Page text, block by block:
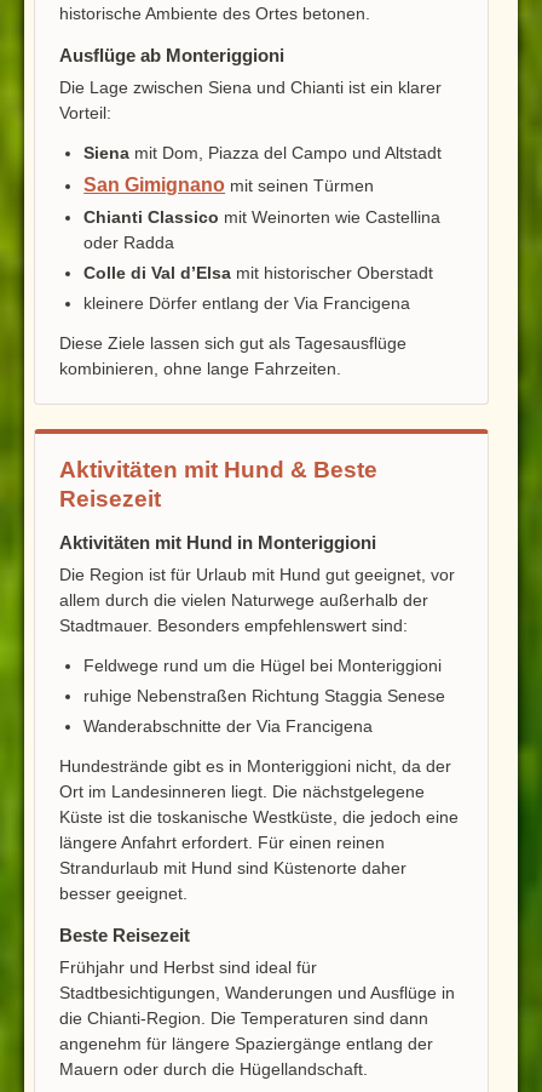
historische Ambiente des Ortes betonen.
Ausflüge ab Monteriggioni
Die Lage zwischen Siena und Chianti ist ein klarer
Vorteil:
Siena mit Dom, Piazza del Campo und Altstadt
San Gimignano mit seinen Türmen
Chianti Classico mit Weinorten wie Castellina
oder Radda
Colle di Val d’Elsa mit historischer Oberstadt
kleinere Dörfer entlang der Via Francigena
Diese Ziele lassen sich gut als Tagesausflüge
kombinieren, ohne lange Fahrzeiten.
Aktivitäten mit Hund & Beste
Reisezeit
Aktivitäten mit Hund in Monteriggioni
Die Region ist für Urlaub mit Hund gut geeignet, vor
allem durch die vielen Naturwege außerhalb der
Stadtmauer. Besonders empfehlenswert sind:
Feldwege rund um die Hügel bei Monteriggioni
ruhige Nebenstraßen Richtung Staggia Senese
Wanderabschnitte der Via Francigena
Hundestrände gibt es in Monteriggioni nicht, da der
Ort im Landesinneren liegt. Die nächstgelegene
Küste ist die toskanische Westküste, die jedoch eine
längere Anfahrt erfordert. Für einen reinen
Strandurlaub mit Hund sind Küstenorte daher
besser geeignet.
Beste Reisezeit
Frühjahr und Herbst sind ideal für
Stadtbesichtigungen, Wanderungen und Ausflüge in
die Chianti-Region. Die Temperaturen sind dann
angenehm für längere Spaziergänge entlang der
Mauern oder durch die Hügellandschaft.